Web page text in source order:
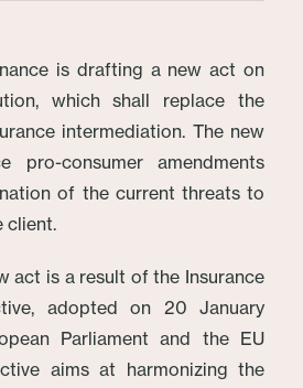
is drafting a new act on
which shall replace the
intermediation. The new
pro-consumer amendments
of the current threats to
client.
act is a result of the Insurance
adopted on 20 January
Parliament and the EU
aims at harmonizing the